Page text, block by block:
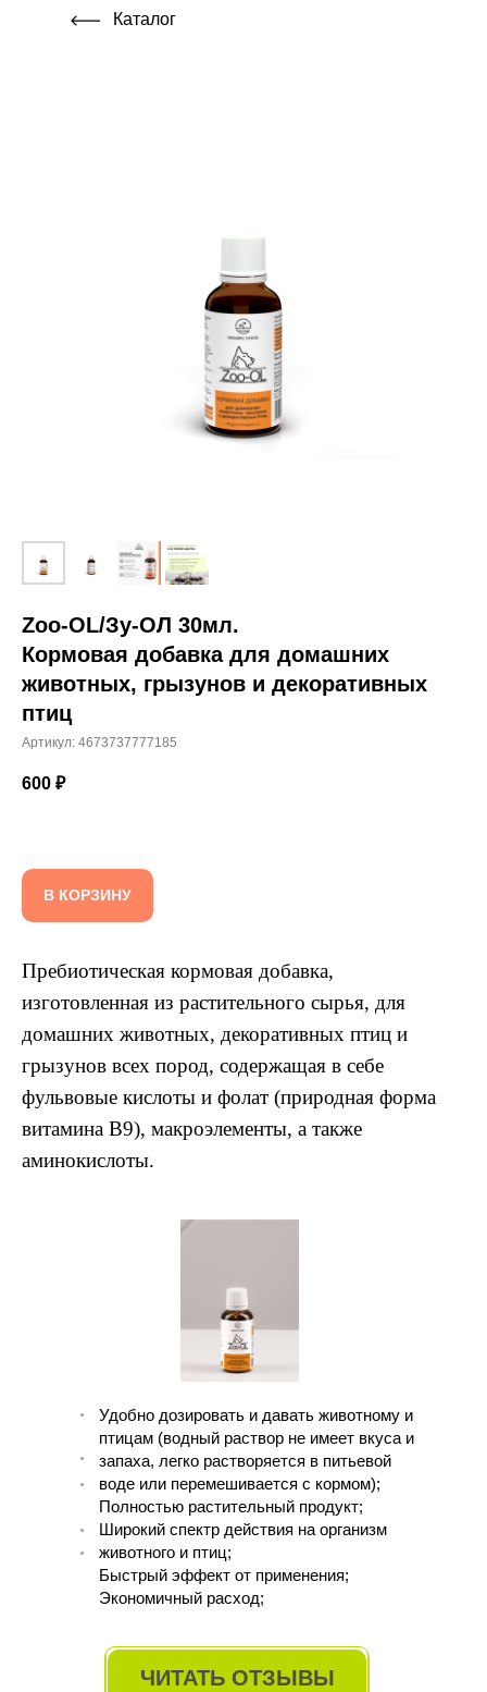
Каталог
Zoo-OL/Зу-ОЛ 30мл.
Кормовая добавка для домашних
животных, грызунов и декоративных
птиц
Артикул: 4673737777185
600 ₽
В КОРЗИНУ
Пребиотическая кормовая добавка,
изготовленная из растительного сырья, для
домашних животных, декоративных птиц и
грызунов всех пород, содержащая в себе
фульвовые кислоты и фолат (природная форма
витамина В9), макроэлементы, а также
аминокислоты.
Удобно дозировать и давать животному и
птицам (водный раствор не имеет вкуса и
запаха, легко растворяется в питьевой
воде или перемешивается с кормом);
Полностью растительный продукт;
Широкий спектр действия на организм
животного и птиц;
Быстрый эффект от применения;
Экономичный расход;
ЧИТАТЬ ОТЗЫВЫ